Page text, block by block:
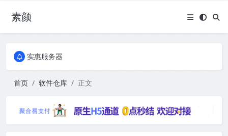
素颜全国免费包邮流量卡
实惠服务器
实惠服务器
首页 软件仓库 正文